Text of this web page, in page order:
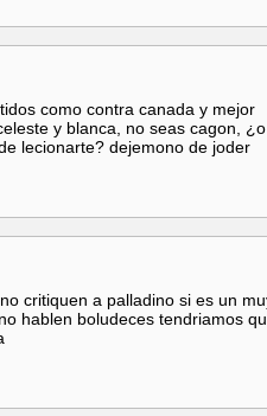
como contra canada y mejor
y blanca, no seas cagon,
lecionarte? dejemono de joder
critiquen a palladino si es un
hablen boludeces tendriamos